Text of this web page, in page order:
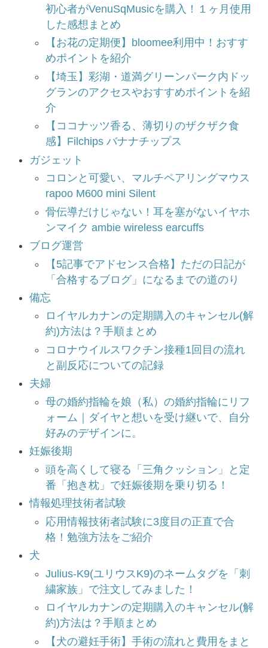
初心者がVenuSqMusicを購入！１ヶ月使用
した感想まとめ
【お花の定期便】bloomee利用中！おすす
めポイントを紹介
【埼玉】彩湖・道満グリーンパーク内ドッ
グランのアクセスやおすすめポイントを紹
介
【ココナッツ香る、薄切りのザクザク食
感】Filchips バナナチップス
ガジェット
コロンと可愛い、マルチペアリングマウス
rapoo M600 mini Silent
骨伝導だけじゃない！耳を塞がないイヤホ
ンマイク ambie wireless earcuffs
ブログ運営
【5記事でアドセンス合格】ただの日記が
「合格するブログ」になるまでの道のり
備忘
ロイヤルカナンの定期購入のキャンセル(解
約)方法は？手順まとめ
コロナウイルスワクチン接種1回目の流れ
と副反応についての記録
夫婦
母の婚約指輪を娘（私）の婚約指輪にリフ
ォーム｜ダイヤと想いを受け継いで、自分
好みのデザインに。
妊娠後期
頭を高くして寝る「三角クッション」と定
番「抱き枕」で妊娠後期を乗り切る！
情報処理技術者試験
応用情報技術者試験に3度目の正直で合
格！勉強方法をご紹介
犬
Julius-K9(ユリウスK9)のネームタグを「刺
繍家族」で注文してみました！
ロイヤルカナンの定期購入のキャンセル(解
約)方法は？手順まとめ
【犬の避妊手術】手術の流れと費用をまと